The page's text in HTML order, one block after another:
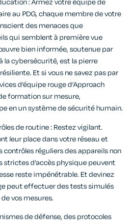
: Armez votre équipe de
au PDG, chaque membre de votre
des menaces que
qui semblent à première vue
bien informée, soutenue par
la cybersécurité, est la pierre
Et si vous ne savez pas par
d’équipe rouge d’Approach
formation sur mesure,
en un système de sécurité humain.
de routine : Restez vigilant.
leur place dans votre réseau et
contrôles réguliers des appareils non
strictes d’accès physique peuvent
reste impénétrable. Et devinez
peut effectuer des tests simulés
vos mesures.
de défense, des protocoles